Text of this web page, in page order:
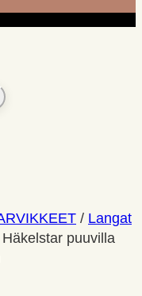
/ Langat
puuvilla